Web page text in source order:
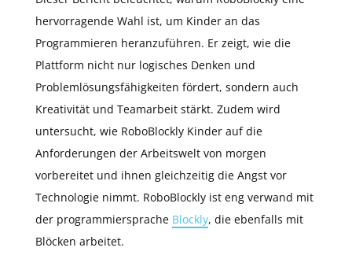
hervorragende Wahl ist, um Kinder an das
Programmieren heranzuführen. Er zeigt, wie die
Plattform nicht nur logisches Denken und
Problemlösungsfähigkeiten fördert, sondern auch
Kreativität und Teamarbeit stärkt. Zudem wird
untersucht, wie RoboBlockly Kinder auf die
Anforderungen der Arbeitswelt von morgen
vorbereitet und ihnen gleichzeitig die Angst vor
Technologie nimmt. RoboBlockly ist eng verwand mit
der programmiersprache Blockly, die ebenfalls mit
Blöcken arbeitet.